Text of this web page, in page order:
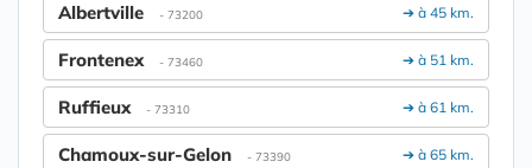
➔ à 45 km.
Albertville - 73200
➔ à 51 km.
Frontenex - 73460
➔ à 61 km.
Ruffieux - 73310
➔ à 65 km.
Chamoux-sur-Gelon - 73390